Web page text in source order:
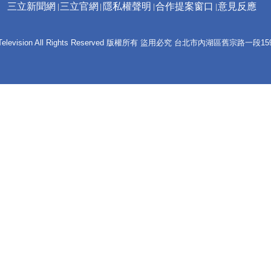
三立新聞網 三立官網 隱私權聲明 合作提案窗口 意見反應
All Rights Reserved 版權所有 盜用必究 台北市內湖區舊宗路一段